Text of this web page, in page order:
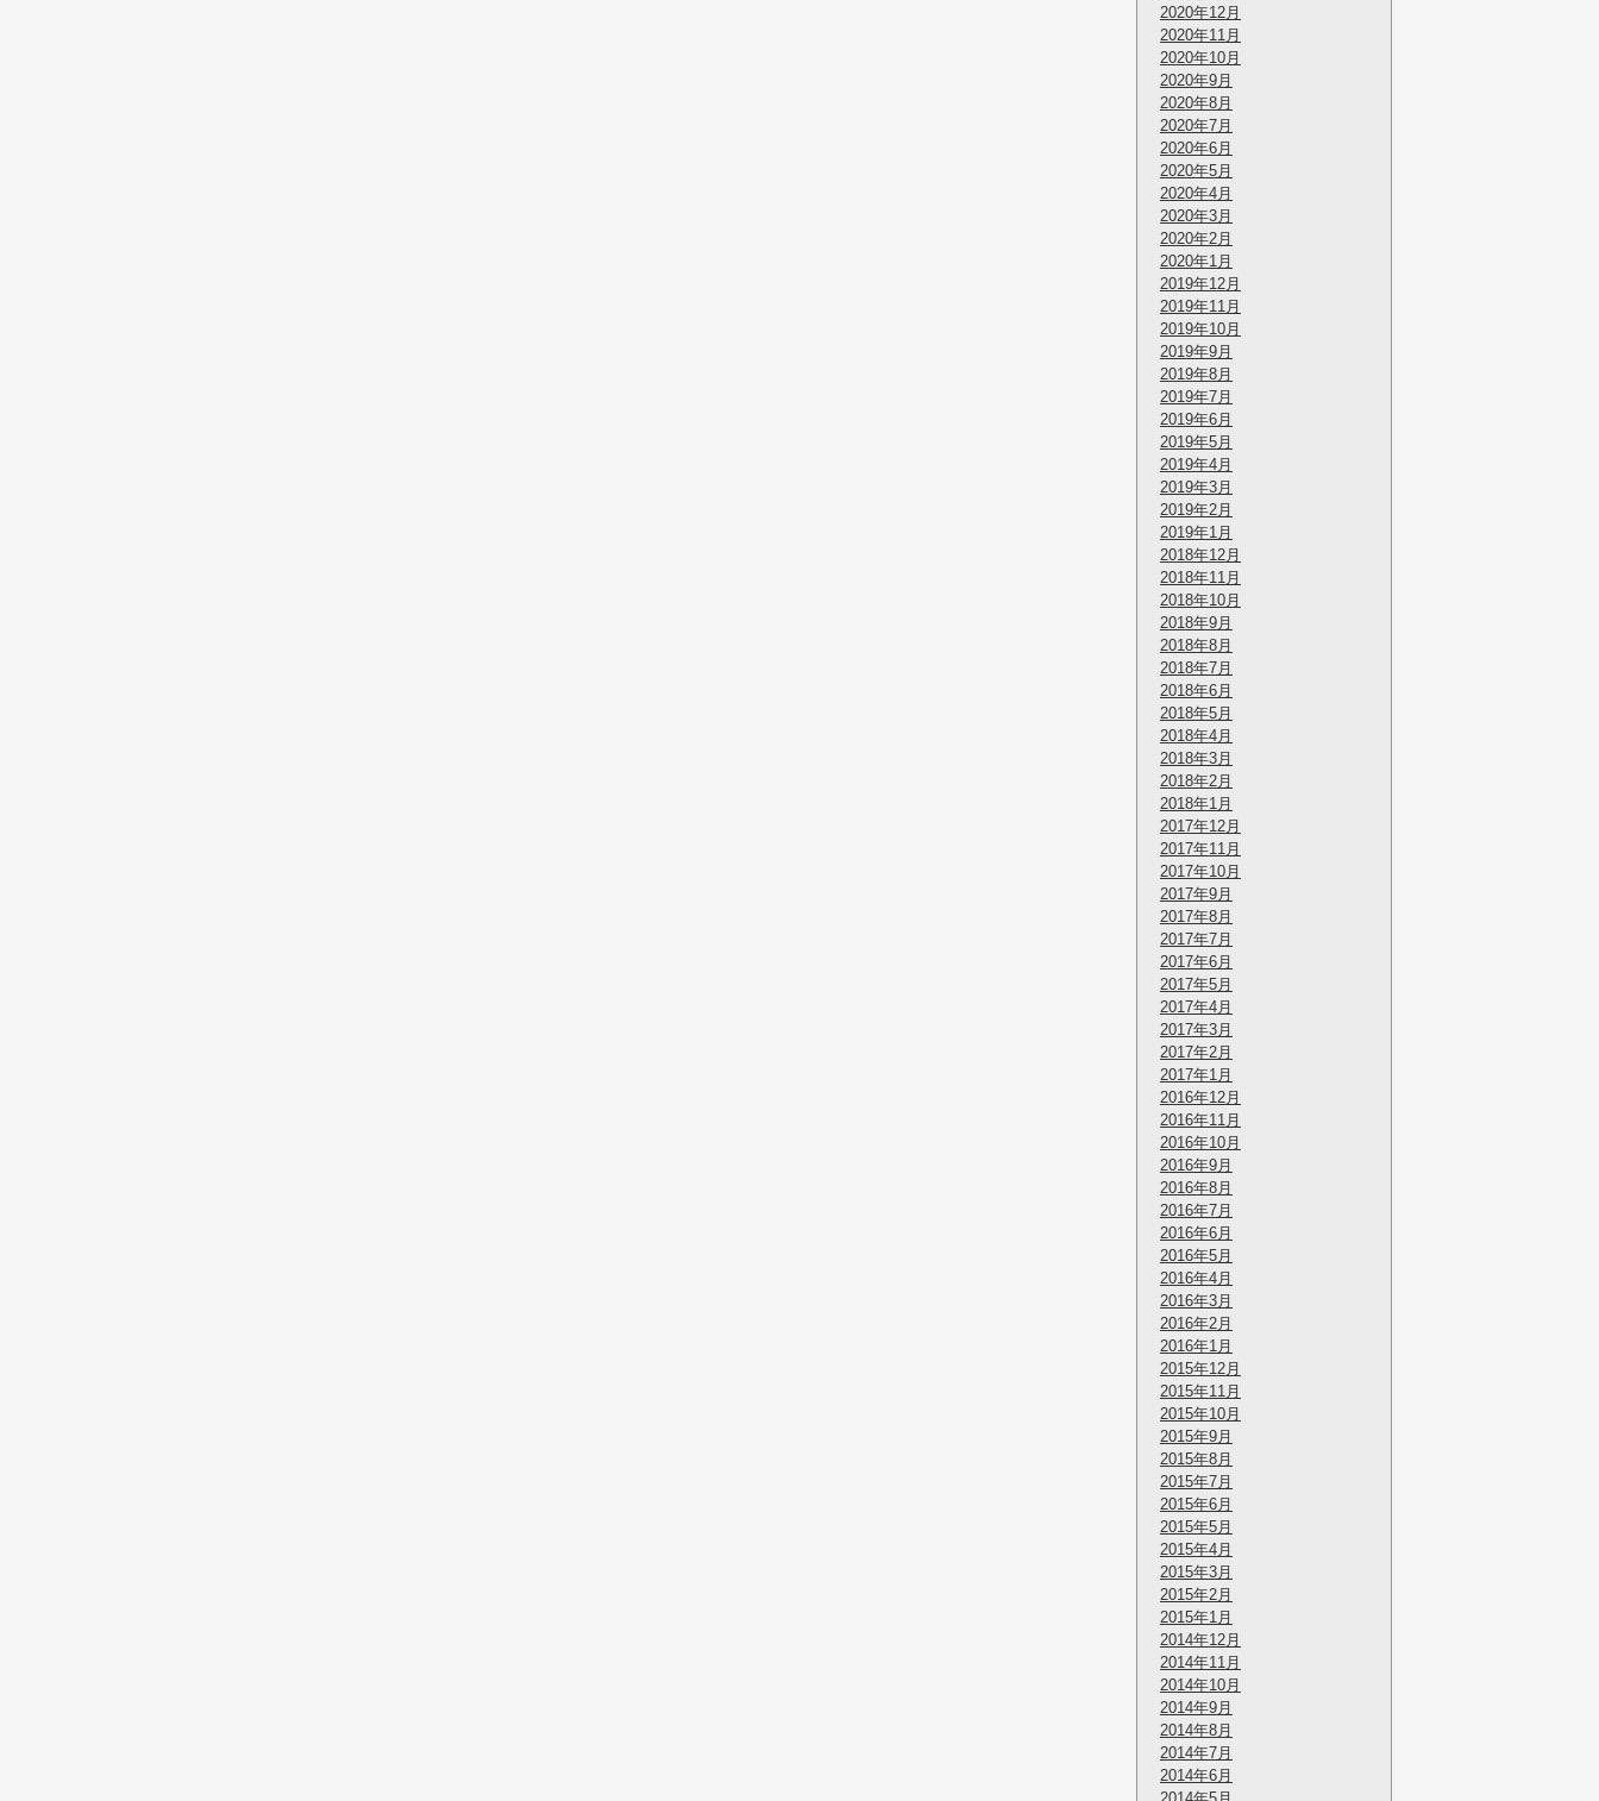
2020年12月
2020年11月
2020年10月
2020年9月
2020年8月
2020年7月
2020年6月
2020年5月
2020年4月
2020年3月
2020年2月
2020年1月
2019年12月
2019年11月
2019年10月
2019年9月
2019年8月
2019年7月
2019年6月
2019年5月
2019年4月
2019年3月
2019年2月
2019年1月
2018年12月
2018年11月
2018年10月
2018年9月
2018年8月
2018年7月
2018年6月
2018年5月
2018年4月
2018年3月
2018年2月
2018年1月
2017年12月
2017年11月
2017年10月
2017年9月
2017年8月
2017年7月
2017年6月
2017年5月
2017年4月
2017年3月
2017年2月
2017年1月
2016年12月
2016年11月
2016年10月
2016年9月
2016年8月
2016年7月
2016年6月
2016年5月
2016年4月
2016年3月
2016年2月
2016年1月
2015年12月
2015年11月
2015年10月
2015年9月
2015年8月
2015年7月
2015年6月
2015年5月
2015年4月
2015年3月
2015年2月
2015年1月
2014年12月
2014年11月
2014年10月
2014年9月
2014年8月
2014年7月
2014年6月